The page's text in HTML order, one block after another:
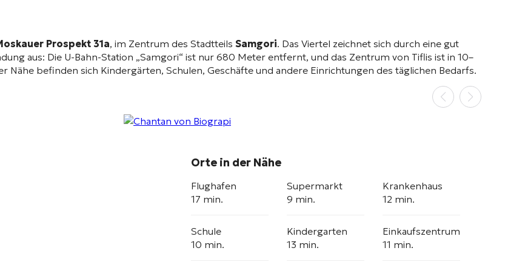
Prospekt 31a, im Zentrum des Stadtteils Samgori. Das Viertel zeichnet sich durch eine gut
aus: Die U-Bahn-Station „Samgori“ ist nur 680 Meter entfernt, und das Zentrum von Tiflis ist in 10–
Nähe befinden sich Kindergärten, Schulen, Geschäfte und andere Einrichtungen des täglichen Bedarfs.
Orte in der Nähe
Flughafen
17 min.
Supermarkt
9 min.
Krankenhaus
12 min.
Schule
10 min.
Kindergarten
13 min.
Einkaufszentrum
11 min.